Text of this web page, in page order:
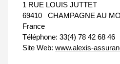
1 RUE LOUIS JUTTET
69410
CHAMPAGNE AU
France
Téléphone: 33(4) 78 42 68 46
Site Web: www.alexis-